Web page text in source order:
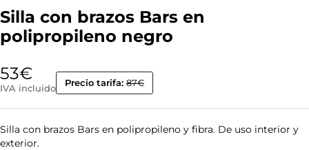
Silla con brazos Bars en
polipropileno negro
53€
IVA incluido Precio tarifa: 87€
Silla con brazos Bars en polipropileno y fibra. De uso interior y
exterior.